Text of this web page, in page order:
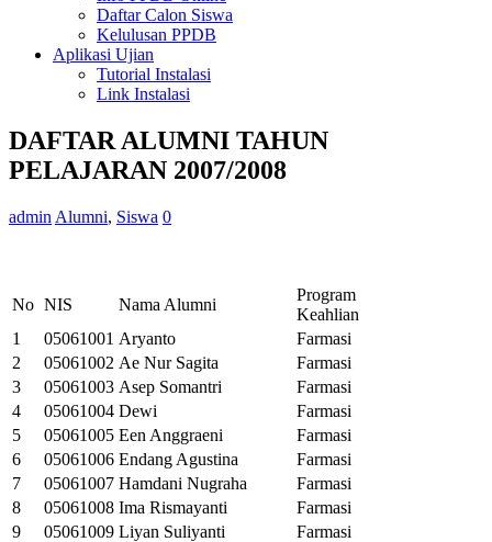
Daftar Calon Siswa
Kelulusan PPDB
Aplikasi Ujian
Tutorial Instalasi
Link Instalasi
DAFTAR ALUMNI TAHUN
PELAJARAN 2007/2008
admin Alumni, Siswa 0
No NIS Nama Alumni
Program
Keahlian
1
05061001 Aryanto
Farmasi
2
05061002 Ae Nur Sagita
Farmasi
3
05061003 Asep Somantri
Farmasi
4
05061004 Dewi
Farmasi
5
05061005 Een Anggraeni
Farmasi
6
05061006 Endang Agustina
Farmasi
7
05061007 Hamdani Nugraha
Farmasi
8
05061008 Ima Rismayanti
Farmasi
9
05061009 Liyan Suliyanti
Farmasi